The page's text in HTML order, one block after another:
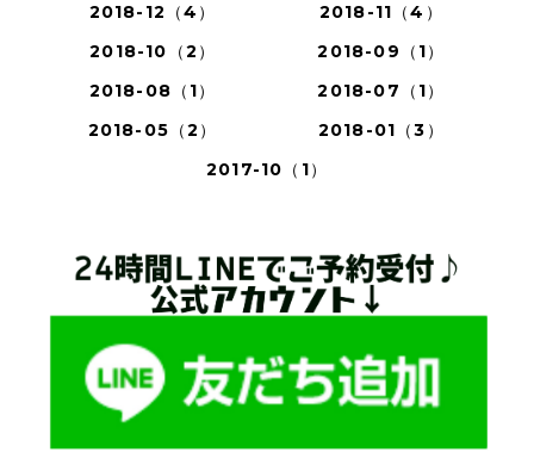
2018-12（4）
2018-11（4）
2018-10（2）
2018-09（1）
2018-08（1）
2018-07（1）
2018-05（2）
2018-01（3）
2017-10（1）